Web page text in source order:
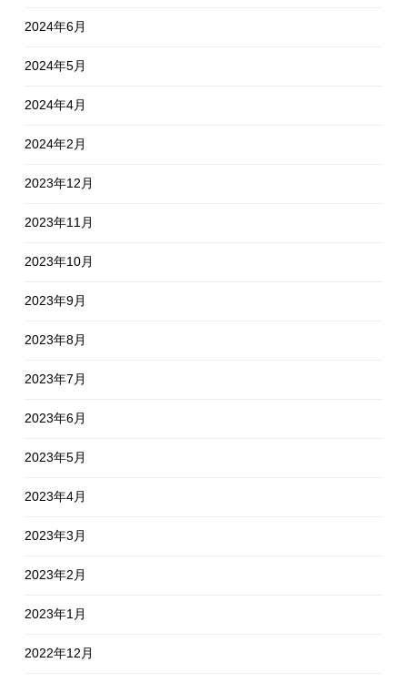
2024年6月
2024年5月
2024年4月
2024年2月
2023年12月
2023年11月
2023年10月
2023年9月
2023年8月
2023年7月
2023年6月
2023年5月
2023年4月
2023年3月
2023年2月
2023年1月
2022年12月